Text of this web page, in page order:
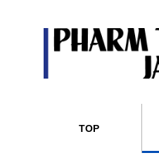
TOP